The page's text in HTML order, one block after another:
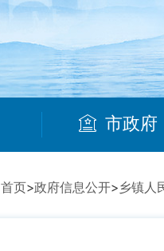
市政府
首页>政府信息公开>乡镇人